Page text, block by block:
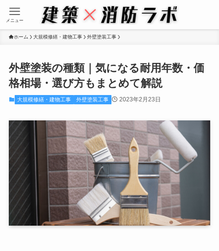
メニュー
ホーム 大規模修繕・建物工事 外壁塗装工事
外壁塗装の種類｜気になる耐用年数・価
格相場・選び方もまとめて解説
大規模修繕・建物工事 外壁塗装工事 2023年2月23日